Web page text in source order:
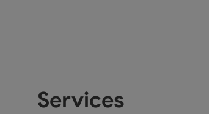
Services